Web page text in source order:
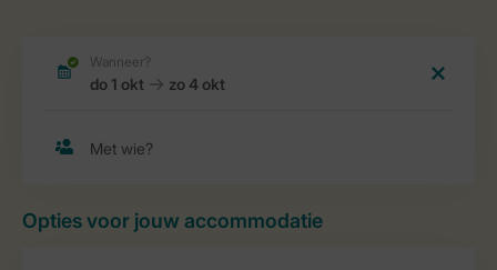
Opties voor jouw accommodatie